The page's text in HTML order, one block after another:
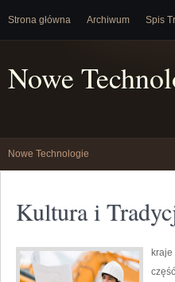
Strona główna Archiwum Spis
Nowe
Nowe Technologie
Kultura i